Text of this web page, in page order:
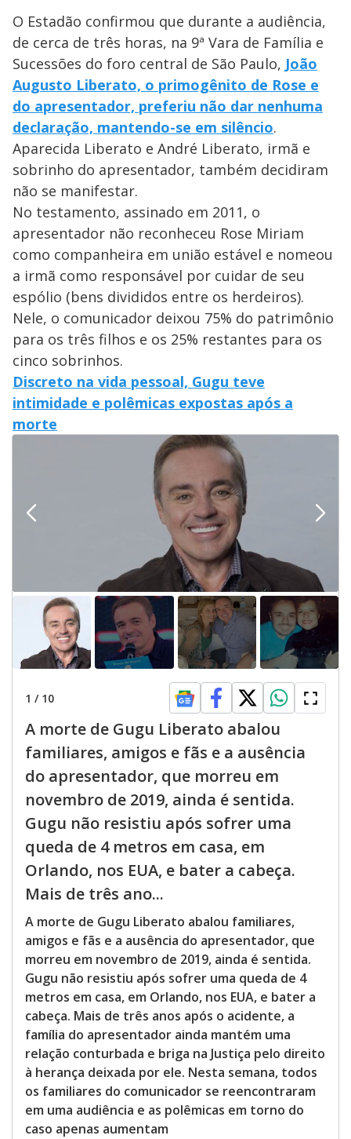
O Estadão confirmou que durante a audiência,
de cerca de três horas, na 9ª Vara de Família e
Sucessões do foro central de São Paulo, João
Augusto Liberato, o primogênito de Rose e
do apresentador, preferiu não dar nenhuma
declaração, mantendo-se em silêncio.
Aparecida Liberato e André Liberato, irmã e
sobrinho do apresentador, também decidiram
não se manifestar.
No testamento, assinado em 2011, o
apresentador não reconheceu Rose Miriam
como companheira em união estável e nomeou
a irmã como responsável por cuidar de seu
espólio (bens divididos entre os herdeiros).
Nele, o comunicador deixou 75% do patrimônio
para os três filhos e os 25% restantes para os
cinco sobrinhos.
Discreto na vida pessoal, Gugu teve
intimidade e polêmicas expostas após a
morte
1 / 10
A morte de Gugu Liberato abalou
familiares, amigos e fãs e a ausência
do apresentador, que morreu em
novembro de 2019, ainda é sentida.
Gugu não resistiu após sofrer uma
queda de 4 metros em casa, em
Orlando, nos EUA, e bater a cabeça.
Mais de três ano...
A morte de Gugu Liberato abalou familiares,
amigos e fãs e a ausência do apresentador, que
morreu em novembro de 2019, ainda é sentida.
Gugu não resistiu após sofrer uma queda de 4
metros em casa, em Orlando, nos EUA, e bater a
cabeça. Mais de três anos após o acidente, a
família do apresentador ainda mantém uma
relação conturbada e briga na Justiça pelo direito
à herança deixada por ele. Nesta semana, todos
os familiares do comunicador se reencontraram
em uma audiência e as polêmicas em torno do
caso apenas aumentam